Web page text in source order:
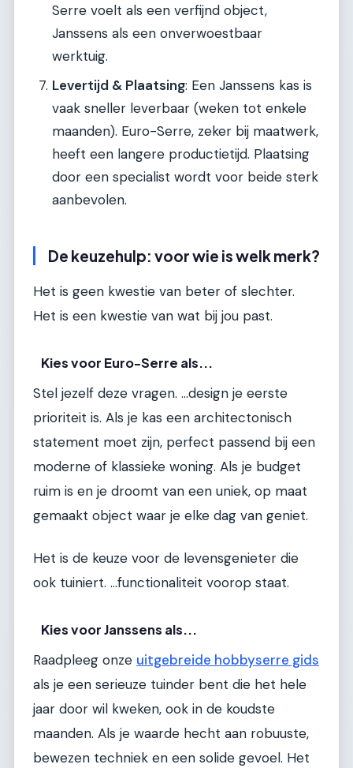
Serre voelt als een verfijnd object,
Janssens als een onverwoestbaar
werktuig.
Levertijd & Plaatsing: Een Janssens kas is
vaak sneller leverbaar (weken tot enkele
maanden). Euro-Serre, zeker bij maatwerk,
heeft een langere productietijd. Plaatsing
door een specialist wordt voor beide sterk
aanbevolen.
De keuzehulp: voor wie is welk merk?
Het is geen kwestie van beter of slechter.
Het is een kwestie van wat bij jou past.
Kies voor Euro-Serre als...
Stel jezelf deze vragen. ...design je eerste
prioriteit is. Als je kas een architectonisch
statement moet zijn, perfect passend bij een
moderne of klassieke woning. Als je budget
ruim is en je droomt van een uniek, op maat
gemaakt object waar je elke dag van geniet.
Het is de keuze voor de levensgenieter die
ook tuiniert. ...functionaliteit voorop staat.
Kies voor Janssens als...
Raadpleeg onze uitgebreide hobbyserre gids
als je een serieuze tuinder bent die het hele
jaar door wil kweken, ook in de koudste
maanden. Als je waarde hecht aan robuuste,
bewezen techniek en een solide gevoel. Het